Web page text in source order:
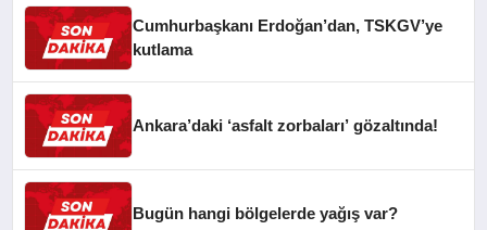
Cumhurbaşkanı Erdoğan’dan, TSKGV’ye
kutlama
Ankara’daki ‘asfalt zorbaları’ gözaltında!
Bugün hangi bölgelerde yağış var?